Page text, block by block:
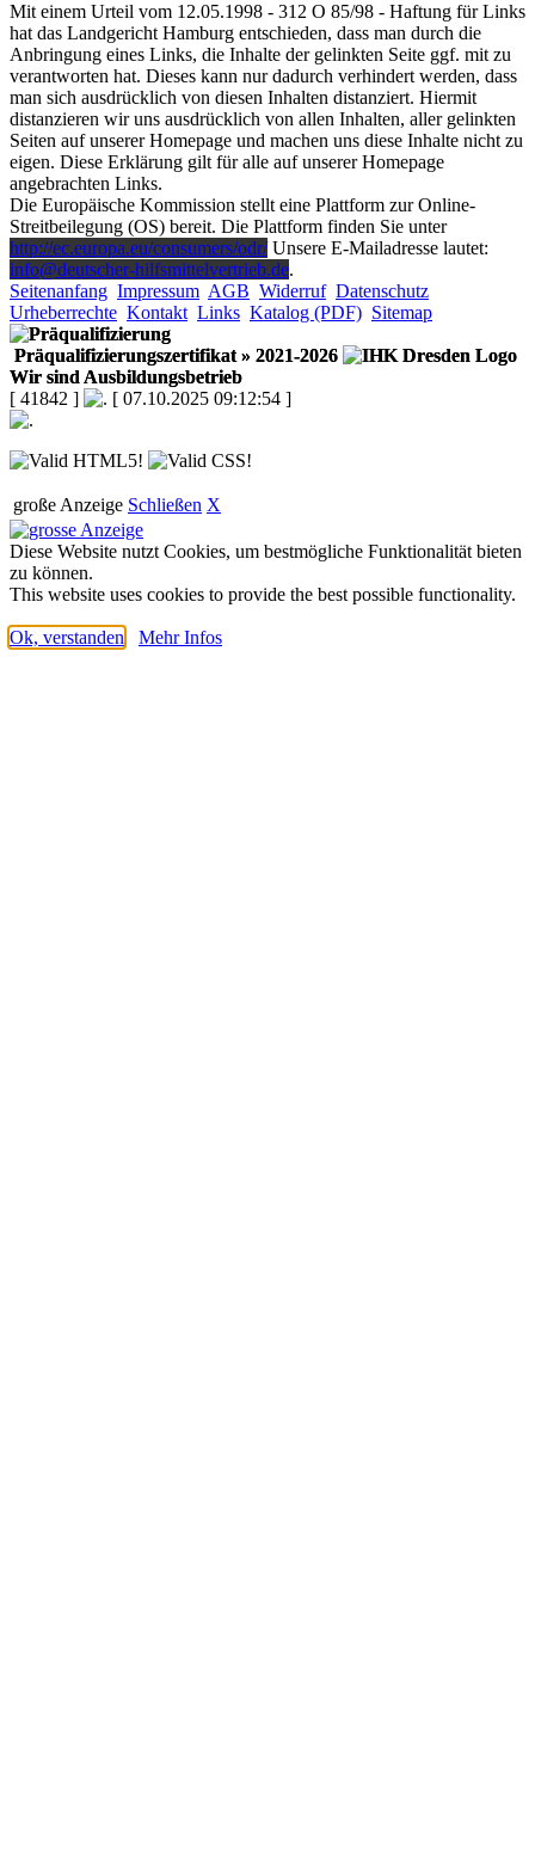
Mit einem Urteil vom 12.05.1998 - 312 O 85/98 - Haftung für Links
hat das Landgericht Hamburg entschieden, dass man durch die
Anbringung eines Links, die Inhalte der gelinkten Seite ggf. mit zu
verantworten hat. Dieses kann nur dadurch verhindert werden, dass
man sich ausdrücklich von diesen Inhalten distanziert. Hiermit
distanzieren wir uns ausdrücklich von allen Inhalten, aller gelinkten
Seiten auf unserer Homepage und machen uns diese Inhalte nicht zu
eigen. Diese Erklärung gilt für alle auf unserer Homepage
angebrachten Links.
Die Europäische Kommission stellt eine Plattform zur Online-
Streitbeilegung (OS) bereit. Die Plattform finden Sie unter
http://ec.europa.eu/consumers/odr/Unsere E-Mailadresse lautet:
info@deutscher-hilfsmittelvertrieb.de.
Seitenanfang Impressum AGB Widerruf Datenschutz
Urheberrechte Kontakt Links Katalog (PDF) Sitemap
Präqualifizierungszertifikat » 2021-2026
Wir sind Ausbildungsbetrieb
[ 41842 ]
[ 07.10.2025 09:12:54 ]
große Anzeige Schließen X
Diese Website nutzt Cookies, um bestmögliche Funktionalität bieten
zu können.
This website uses cookies to provide the best possible functionality.
Ok, verstanden Mehr Infos